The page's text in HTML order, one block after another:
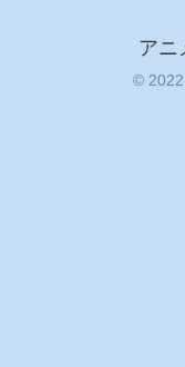
アニ
© 2022